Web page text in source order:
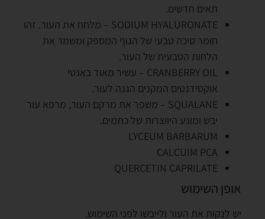
תאים חדשים.
SODIUM HYALURONATE – מלחח את העור. זהו
חומר סיכה טבעי של הגוף המספק ומשמר את
הלחות הטבעית של העור.
CRANBERRY OIL – עשיר מאוד באנטי
אוקסידנטים המקנים הגנה לעור.
SQUALANE – משפר את מרקם העור, מרפא עור
יבש ומונע היווצרות של כתמים.
LYCEUM BARBARUM
CALCUIM PCA
QUERCETIN CAPRILATE
אופן השימוש
יש לנקות את העור ולייבשו לפני השימוש.